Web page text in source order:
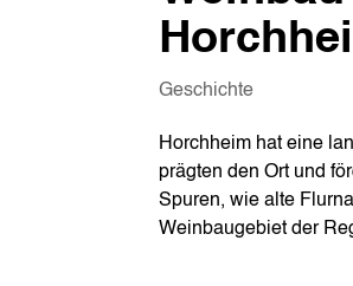
Geschichte
Horchheim hat eine
prägten den Ort und
Spuren, wie alte
Weinbaugebiet der